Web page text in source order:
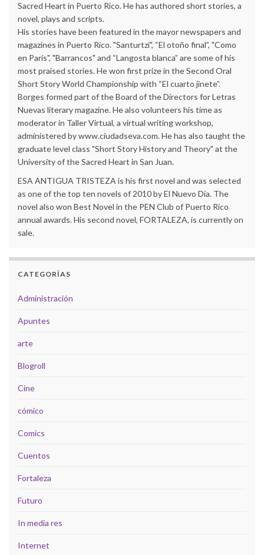
Sacred Heart in Puerto Rico. He has authored short stories, a
novel, plays and scripts.
His stories have been featured in the mayor newspapers and
magazines in Puerto Rico. "Santurtzi", “El otoño final”, "Como
en París", "Barrancos" and “Langosta blanca” are some of his
most praised stories. He won first prize in the Second Oral
Short Story World Championship with “El cuarto jinete”.
Borges formed part of the Board of the Directors for Letras
Nuevas literary magazine. He also volunteers his time as
moderator in Taller Virtual, a virtual writing workshop,
administered by www.ciudadseva.com. He has also taught the
graduate level class "Short Story History and Theory" at the
University of the Sacred Heart in San Juan.
ESA ANTIGUA TRISTEZA is his first novel and was selected
as one of the top ten novels of 2010 by El Nuevo Día. The
novel also won Best Novel in the PEN Club of Puerto Rico
annual awards. His second novel, FORTALEZA, is currently on
sale.
CATEGORÍAS
Administración
Apuntes
arte
Blogroll
Cine
cómico
Comics
Cuentos
Fortaleza
Futuro
In media res
Internet